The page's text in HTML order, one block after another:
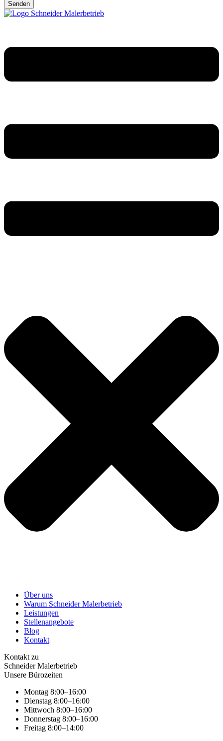
Senden
Über uns
Warum Schneider Malerbetrieb
Leistungen
Stellenangebote
Blog
Kontakt
Kontakt zu
Schneider Malerbetrieb
Unsere Bürozeiten
Montag 8:00–16:00
Dienstag 8:00–16:00
Mittwoch 8:00–16:00
Donnerstag 8:00–16:00
Freitag 8:00–14:00